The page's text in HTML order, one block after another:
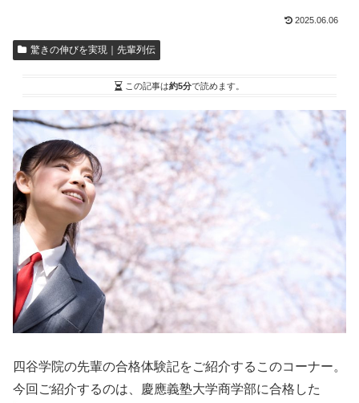
2025.06.06
驚きの伸びを実現｜先輩列伝
この記事は約5分で読めます。
四谷学院の先輩の合格体験記をご紹介するこのコーナー。
今回ご紹介するのは、慶應義塾大学商学部に合格した